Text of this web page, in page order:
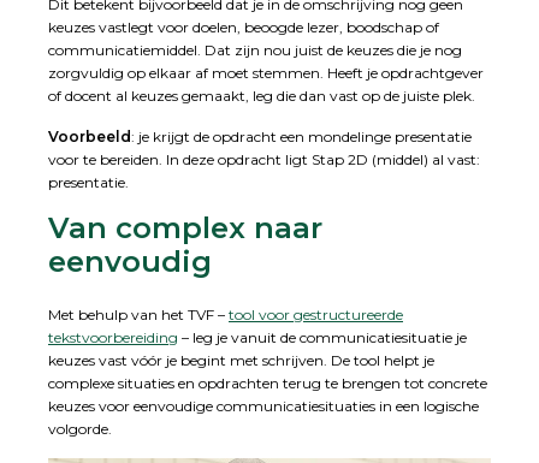
Dit betekent bijvoorbeeld dat je in de omschrijving nog geen
keuzes vastlegt voor doelen, beoogde lezer, boodschap of
communicatiemiddel. Dat zijn nou juist de keuzes die je nog
zorgvuldig op elkaar af moet stemmen. Heeft je opdrachtgever
of docent al keuzes gemaakt, leg die dan vast op de juiste plek.
Voorbeeld: je krijgt de opdracht een mondelinge presentatie
voor te bereiden. In deze opdracht ligt Stap 2D (middel) al vast:
presentatie.
Van complex naar
eenvoudig
Met behulp van het TVF – tool voor gestructureerde
tekstvoorbereiding – leg je vanuit de communicatiesituatie je
keuzes vast vóór je begint met schrijven. De tool helpt je
complexe situaties en opdrachten terug te brengen tot concrete
keuzes voor eenvoudige communicatiesituaties in een logische
volgorde.